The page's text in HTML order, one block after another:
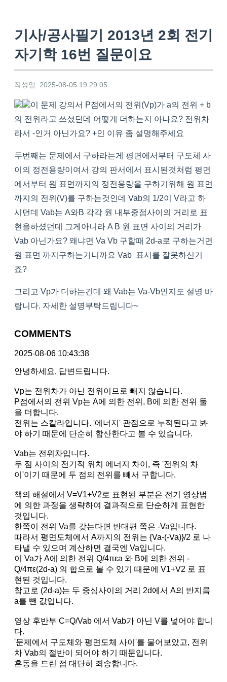
기사/공사필기 2013년 2회 전기
자기학 16번 질문이요
작성일: 2025-08-05 19:29:05
이 문제 강의서 P점에서의 전위(Vp)가 a의 전위 + b
의 전위라고 쓰셨던데 어떻게 더하는지 아나요? 전위차
라서 -인거 아닌가요? +인 이유 좀 설명해주세요
두번째는 문제에서 구하라는게 평면에서부터 구도체 사
이의 정전용량이여서 강의 판서에서 표시된것처럼 평면
에서부터 원 표면까지의 정전용량을 구하기위해 원 표면
까지의 전위(V)를 구하는것인데 Vab의 1/2이 V라고 하
시던데 Vab는 A와B 각각 원 내부중점사이의 거리로 표
현을하셨던데 그게아니라 A B 원 표면 사이의 거리가
Vab 아닌가요? 왜냐면 Va Vb 구할때 2d-a로 구하는거면
원 표면 까지구하는거니까요 Vab 표시를 잘못하신거
죠?
그리고 Vp가 더하는건데 왜 Vab는 Va-Vb인지도 설명 바
랍니다. 자세한 설명부탁드립니다~
COMMENTS
2025-08-06 10:43:38
안녕하세요, 답변드립니다.
Vp는 전위차가 아닌 전위이므로 빼지 않습니다.
P점에서의 전위 Vp는 A에 의한 전위, B에 의한 전위 둘
을 더합니다.
전위는 스칼라입니다. '에너지' 관점으로 누적된다고 봐
야 하기 때문에 단순히 합산한다고 볼 수 있습니다.
Vab는 전위차입니다.
두 점 사이의 전기적 위치 에너지 차이, 즉 '전위의 차
이'이기 때문에 두 점의 전위를 빼서 구합니다.
책의 해설에서 V=V1+V2로 표현된 부분은 전기 영상법
에 의한 과정을 생략하여 결과적으로 단순하게 표현한
것입니다.
한쪽이 전위 Va를 갖는다면 반대편 쪽은 -Va입니다.
따라서 평면도체에서 A까지의 전위는 {Va-(-Va)}/2 로 나
타낼 수 있으며 계산하면 결국엔 Va입니다.
이 Va가 A에 의한 전위 Q/4πεa 와 B에 의한 전위 -
Q/4πε(2d-a) 의 합으로 볼 수 있기 때문에 V1+V2 로 표
현된 것입니다.
참고로 (2d-a)는 두 중심사이의 거리 2d에서 A의 반지름
a를 뺀 값입니다.
영상 후반부 C=Q/Vab 에서 Vab가 아닌 V를 넣어야 합니
다.
'문제에서 구도체와 평면도체 사이'를 물어보았고, 전위
차 Vab의 절반이 되어야 하기 때문입니다.
혼동을 드린 점 대단히 죄송합니다.